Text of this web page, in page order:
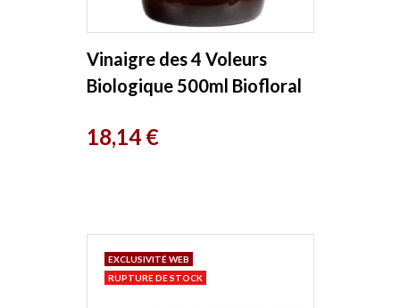
Vinaigre des 4 Voleurs
Biologique 500ml Biofloral
Prix
18,14 €
EXCLUSIVITÉ WEB
RUPTURE DE STOCK